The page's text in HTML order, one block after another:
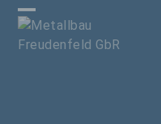
Skip
content
Open
mobile
Close
mobile